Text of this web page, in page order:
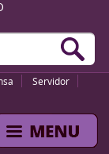
Servidor